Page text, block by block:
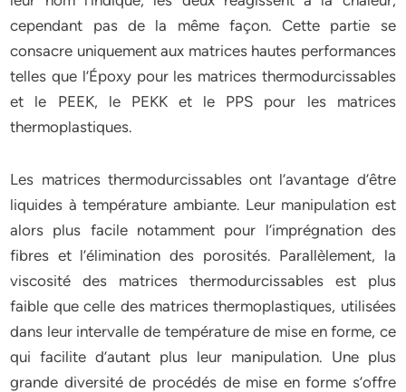
cependant pas de la même façon. Cette partie se
consacre uniquement aux matrices hautes performances
telles que l’Époxy pour les matrices thermodurcissables
et le PEEK, le PEKK et le PPS pour les matrices
thermoplastiques.
Les matrices thermodurcissables ont l’avantage d’être
liquides à température ambiante. Leur manipulation est
alors plus facile notamment pour l’imprégnation des
fibres et l’élimination des porosités. Parallèlement, la
viscosité des matrices thermodurcissables est plus
faible que celle des matrices thermoplastiques, utilisées
dans leur intervalle de température de mise en forme, ce
qui facilite d’autant plus leur manipulation. Une plus
grande diversité de procédés de mise en forme s’offre